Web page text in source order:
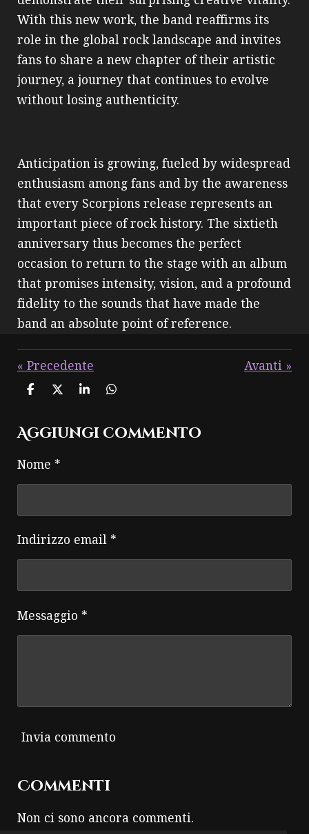
With this new work, the band reaffirms its
role in the global rock landscape and invites
fans to share a new chapter of their artistic
journey, a journey that continues to evolve
without losing authenticity.
Anticipation is growing, fueled by widespread
enthusiasm among fans and by the awareness
that every Scorpions release represents an
important piece of rock history. The sixtieth
anniversary thus becomes the perfect
occasion to return to the stage with an album
that promises intensity, vision, and a profound
fidelity to the sounds that have made the
band an absolute point of reference.
« Precedente Avanti »
C
d
i
i
d
C
d
v
d
C
d
d
C
d
d
Aggiungi commento
Nome *
Indirizzo email *
Messaggio *
Invia commento
Commenti
Non ci sono ancora commenti.